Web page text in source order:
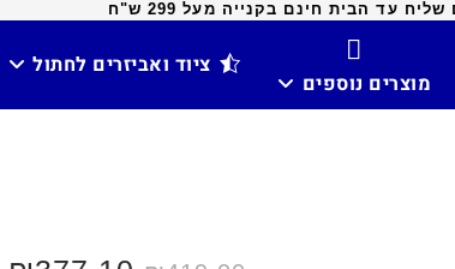
עד הבית חינם בקנייה מעל 299 ש"ח
מוצרים נוספים
ציוד ואביזרים לחתול